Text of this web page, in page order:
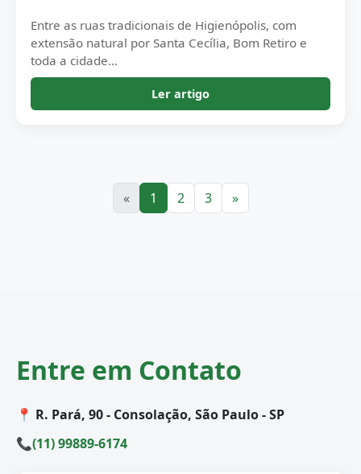
Entre as ruas tradicionais de Higienópolis, com
extensão natural por Santa Cecília, Bom Retiro e
toda a cidade...
Ler artigo
« 1 2 3 »
Entre em Contato
📍 R. Pará, 90 - Consolação, São Paulo - SP
📞(11) 99889-6174